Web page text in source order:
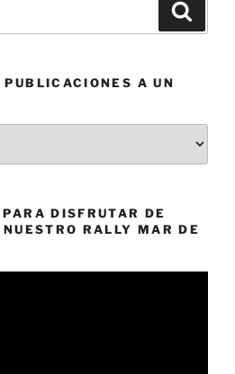
A UN
DISFRUTAR DE
RALLY MAR DE